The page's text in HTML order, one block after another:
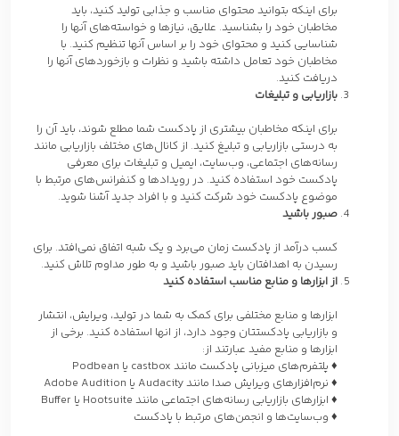
برای اینکه بتوانید محتوای مناسب و جذابی تولید کنید، باید
مخاطبان خود را بشناسید. علایق، نیازها و خواسته‌های آنها را
شناسایی کنید و محتوای خود را بر اساس آنها تنظیم کنید. با
مخاطبان خود تعامل داشته باشید و نظرات و بازخوردهای آنها را
دریافت کنید.
بازاریابی و تبلیغات
برای اینکه مخاطبان بیشتری از پادکست شما مطلع شوند، باید آن را
به درستی بازاریابی و تبلیغ کنید. از کانال‌های مختلف بازاریابی مانند
رسانه‌های اجتماعی، وب‌سایت، ایمیل و تبلیغات برای معرفی
پادکست خود استفاده کنید. در رویدادها و کنفرانس‌های مرتبط با
موضوع پادکست خود شرکت کنید و با افراد جدید آشنا شوید.
صبور باشید
کسب درآمد از پادکست زمان می‌برد و یک شبه اتفاق نمی‌افتد. برای
رسیدن به اهدافتان باید صبور باشید و به طور مداوم تلاش کنید.
از ابزارها و منابع مناسب استفاده کنید
ابزارها و منابع مختلفی برای کمک به شما در تولید، ویرایش، انتشار
و بازاریابی پادکستتان وجود دارد، از انها استفاده کنید. برخی از
ابزارها و منابع مفید عبارتند از:
♦ پلتفرم‌های میزبانی پادکست مانند castbox یا Podbean
♦ نرم‌افزارهای ویرایش صدا مانند Audacity یا Adobe Audition
♦ ابزارهای بازاریابی رسانه‌های اجتماعی مانند Hootsuite یا Buffer
♦ وب‌سایت‌ها و انجمن‌های مرتبط با پادکست